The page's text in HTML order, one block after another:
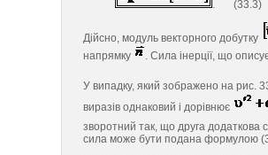
. (33.3)
Дійсно, модуль векторного добутку
напрямку
. Сила інерції, що
У випадку, який зображено на рис.
виразів однаковий і дорівнює
зворотний так, що друга додаткова
сила може бути подана формулою